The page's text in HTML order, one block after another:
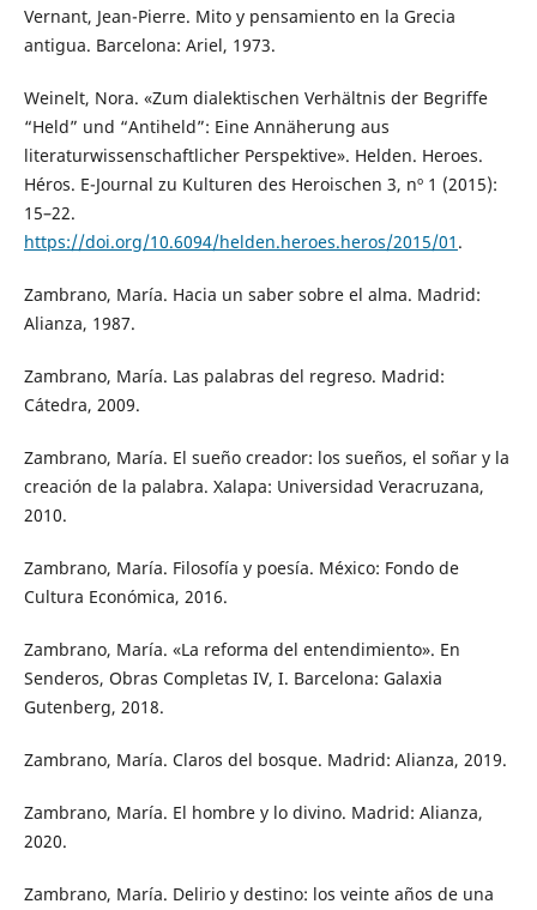
Vernant, Jean-Pierre. Mito y pensamiento en la Grecia
antigua. Barcelona: Ariel, 1973.
Weinelt, Nora. «Zum dialektischen Verhältnis der Begriffe
“Held” und “Antiheld”: Eine Annäherung aus
literaturwissenschaftlicher Perspektive». Helden. Heroes.
Héros. E-Journal zu Kulturen des Heroischen 3, nº 1 (2015):
15–22.
https://doi.org/10.6094/helden.heroes.heros/2015/01 .
Zambrano, María. Hacia un saber sobre el alma. Madrid:
Alianza, 1987.
Zambrano, María. Las palabras del regreso. Madrid:
Cátedra, 2009.
Zambrano, María. El sueño creador: los sueños, el soñar y la
creación de la palabra. Xalapa: Universidad Veracruzana,
2010.
Zambrano, María. Filosofía y poesía. México: Fondo de
Cultura Económica, 2016.
Zambrano, María. «La reforma del entendimiento». En
Senderos, Obras Completas IV, I. Barcelona: Galaxia
Gutenberg, 2018.
Zambrano, María. Claros del bosque. Madrid: Alianza, 2019.
Zambrano, María. El hombre y lo divino. Madrid: Alianza,
2020.
Zambrano, María. Delirio y destino: los veinte años de una